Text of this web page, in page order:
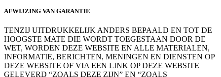
AFWIJZING VAN GARANTIE
TENZIJ UITDRUKKELIJK ANDERS BEPAALD EN TOT DE
HOOGSTE MATE DIE WORDT TOEGESTAAN DOOR DE
WET, WORDEN DEZE WEBSITE EN ALLE MATERIALEN,
INFORMATIE, BERICHTEN, MENINGEN EN DIENSTEN OP
DEZE WEBSITE OF VIA EEN LINK OP DEZE WEBSITE
GELEVERD “ZOALS DEZE ZIJN” EN “ZOALS